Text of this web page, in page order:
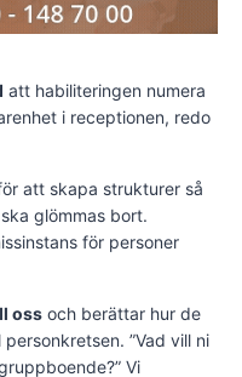
att habiliteringen numera
i receptionen, redo
att skapa strukturer så
glömmas bort.
för personer
oss och berättar hur de
”Vad vill ni
Vi